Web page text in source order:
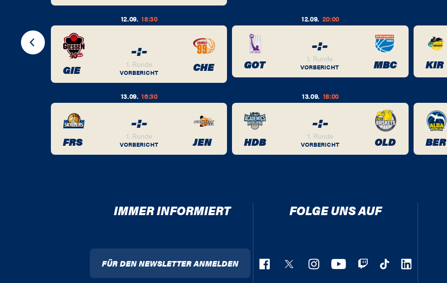
BER
12.09. 18:30
GIE
-:-
1. Runde
VORBERICHT CHE
12.09. 20:00
GOT
-:-
1. Runde
VORBERICHT MBC KIR
13.09. 16:30
FRS
-:-
1. Runde
VORBERICHT JEN
13.09. 18:00
HDB
-:-
1. Runde
VORBERICHT OLD BER
IMMER INFORMIERT
FÜR DEN NEWSLETTER ANMELDEN
FOLGE UNS AUF